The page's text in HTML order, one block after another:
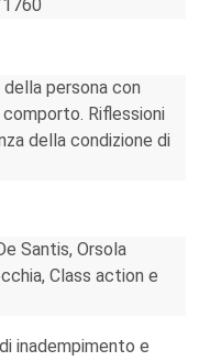
persona con
Riflessioni
della condizione di
Santis, Orsola
Class action e
inadempimento e